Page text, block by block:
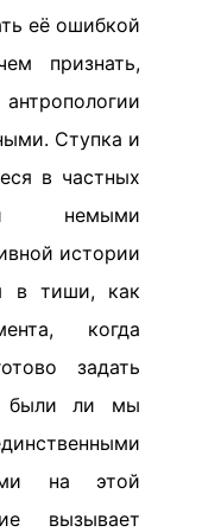
её ошибкой
признать,
Ступка и
в частных
немыми
истории
в тиши, как
когда
задать
были ли мы
на этой
вызывает